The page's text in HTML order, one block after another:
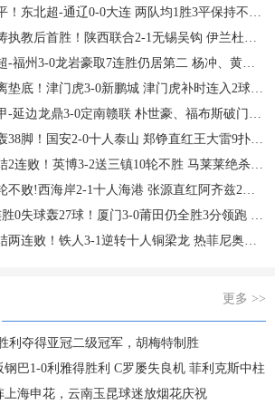
北超-通辽0-0大连 两队均1胜3平保持不败 大连遭三连平
后首胜！陕西联合2-1无锡吴钩 伊兰杜斯特双响+绝杀
3-0龙岩豪取7连胜仍居第二 杨冲、黄伟杰、李宇豪破门
津门虎3-0新鹏城 津门虎补时连入2球 积分平三镇升第15
龙鼎3-0定南赣联 朴世豪、福布斯破门乔瓦尼造点+点射
国安2-0十人泰山 郑铮直红王大雷9扑救塞鸟+林良铭破门
！英博3-2送三镇10轮不胜 马莱莱绝杀 卡迪斯传射难救主
海岸2-1十人海港 张源直红阿齐兹2助攻VAR吹掉双方4球
轰27球！厦门3-0莆田仍全胜3分领跑 刘鑫岳超级世界波
！铁人3-1逆转十人铜梁龙 热菲尼奥双响恩加德乌染红
更多 >>
利夺得亚冠二级冠军，胡梅特制胜
巴1-0利雅得胜利 C罗屡失良机 菲利克斯中柱
上海申花，云南玉昆球迷放烟花庆祝